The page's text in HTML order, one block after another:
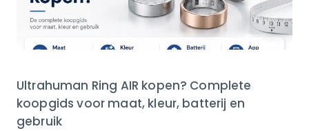
Ultrahuman Ring AIR kopen? Complete
koopgids voor maat, kleur, batterij en
gebruik